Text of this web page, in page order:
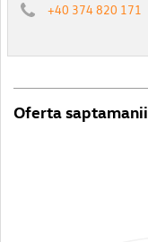
+40 374 820 171
Oferta saptamanii